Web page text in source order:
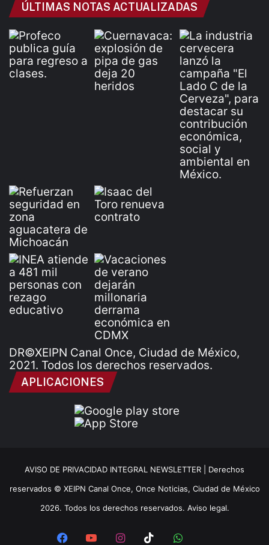
ÚLTIMAS NOTAS ACTUALIZADAS
DR©XEIPN Canal Once, Ciudad de México,
2021. Todos los derechos reservados.
APLICACIONES
AVISO DE PRIVACIDAD INTEGRAL NEWSLETTER | Derechos
reservados © XEIPN Canal Once, Once Noticias, Ciudad de México
2026. Todos los derechos reservados. Aviso legal.
Facebook
YouTubeInstagram
TikTokWhatsApp